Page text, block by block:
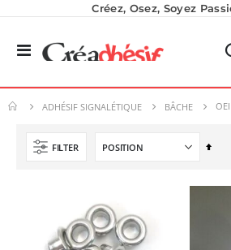
Créez, Osez, Soyez
Basculer
ADHÉSIF SIGNALÉTIQUE BÂCHE
FILTER
Par
59,99 €
49,99 €
289,00 €